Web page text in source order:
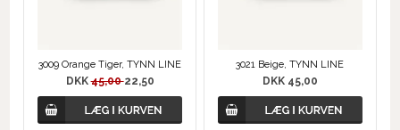
3009 Orange Tiger, TYNN LINE
DKK45,0022,50
3021 Beige, TYNN LINE
DKK 45,00